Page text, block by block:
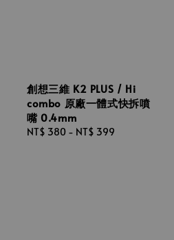
創想三維 K2 PLUS / Hi
combo 原廠一體式快拆噴
嘴 0.4mm
Regular
NT$ 380 - NT$ 399